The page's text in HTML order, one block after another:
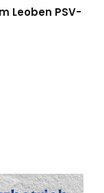
Leoben PSV-